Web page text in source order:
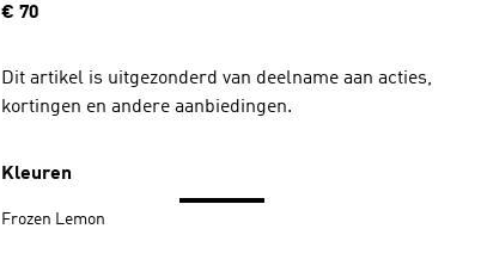
Price
€ 70
Dit artikel is uitgezonderd van deelname aan acties,
kortingen en andere aanbiedingen.
Kleuren
Frozen Lemon